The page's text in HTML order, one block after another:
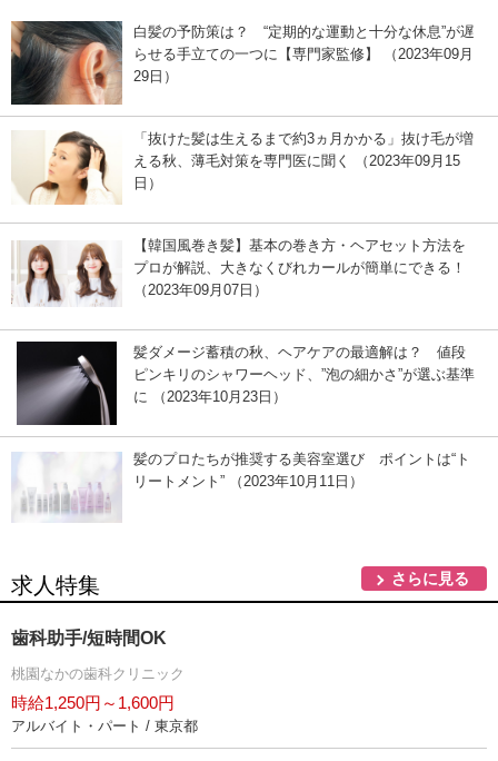
白髪の予防策は？ “定期的な運動と十分な休息”が遅
らせる手立ての一つに【専門家監修】 （2023年09月
29日）
「抜けた髪は生えるまで約3ヵ月かかる」抜け毛が増
える秋、薄毛対策を専門医に聞く （2023年09月15
日）
【韓国風巻き髪】基本の巻き方・ヘアセット方法を
プロが解説、大きなくびれカールが簡単にできる！
（2023年09月07日）
髪ダメージ蓄積の秋、ヘアケアの最適解は？ 値段
ピンキリのシャワーヘッド、”泡の細かさ”が選ぶ基準
に （2023年10月23日）
髪のプロたちが推奨する美容室選び ポイントは“ト
リートメント” （2023年10月11日）
求人特集 さらに見る
歯科助手/短時間OK
桃園なかの歯科クリニック
時給1,250円～1,600円
アルバイト・パート / 東京都